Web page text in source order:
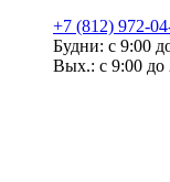
+7 (812) 972-
Будни: с 9:00
Вых.: с 9:00 до